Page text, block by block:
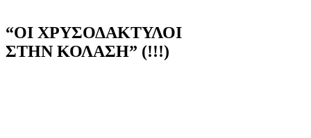
“ΟΙ ΧΡΥΣΟΔΑΚΤΥΛΟΙ
ΣΤΗΝ ΚΟΛΑΣΗ” (!!!)